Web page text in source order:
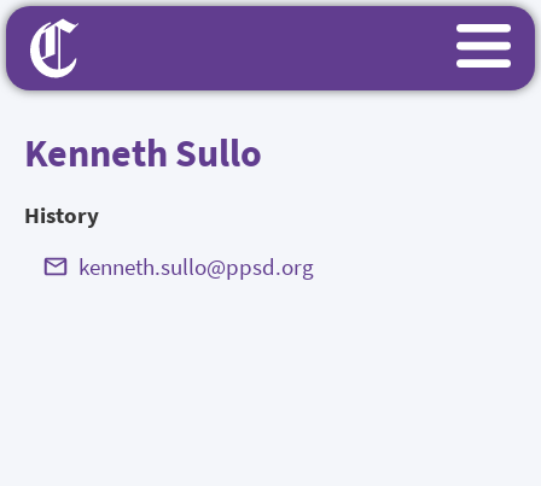
Kenneth Sullo
History
kenneth.sullo@ppsd.org